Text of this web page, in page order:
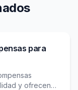
para
y ofrecen